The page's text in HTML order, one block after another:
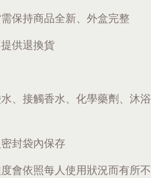
保持商品全新、外盒完整
供退換貨
、接觸香水、化學藥劑、沐浴
封袋內保存
會依照每人使用狀況而有所不